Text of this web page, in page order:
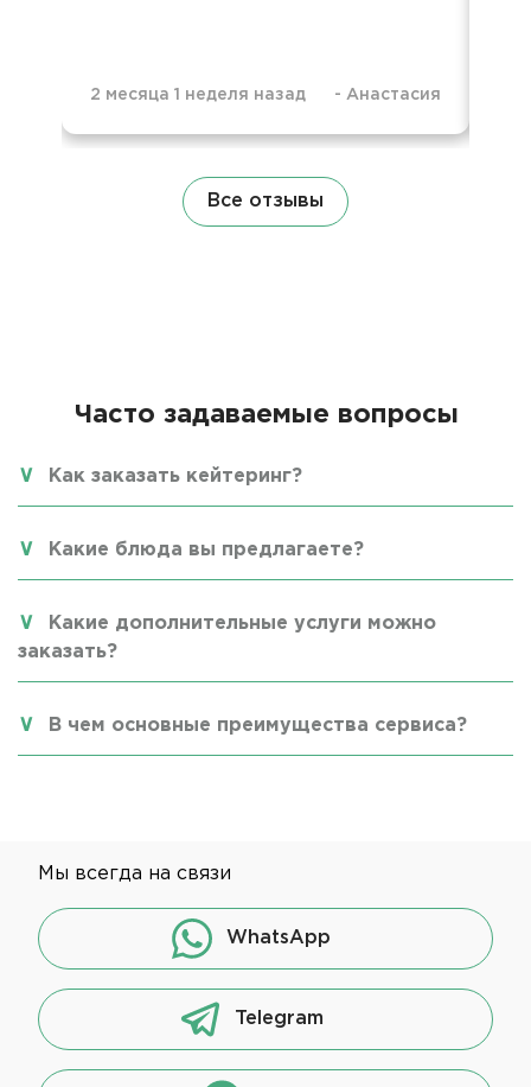
2 месяца 1 неделя назад - Анастасия
Все отзывы
Часто задаваемые вопросы
Как заказать кейтеринг?
Какие блюда вы предлагаете?
Какие дополнительные услуги можно
заказать?
В чем основные преимущества сервиса?
Мы всегда на связи
WhatsApp
Telegram